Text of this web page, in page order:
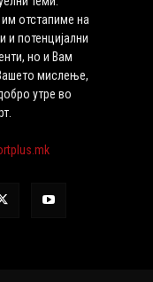
отстапиме на
и потенцијални
но и Вам
мислење,
утре во